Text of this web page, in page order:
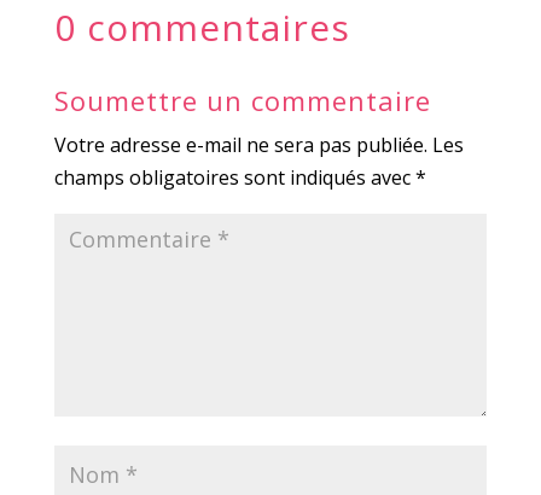
0 commentaires
Soumettre un commentaire
Votre adresse e-mail ne sera pas publiée. Les
champs obligatoires sont indiqués avec*